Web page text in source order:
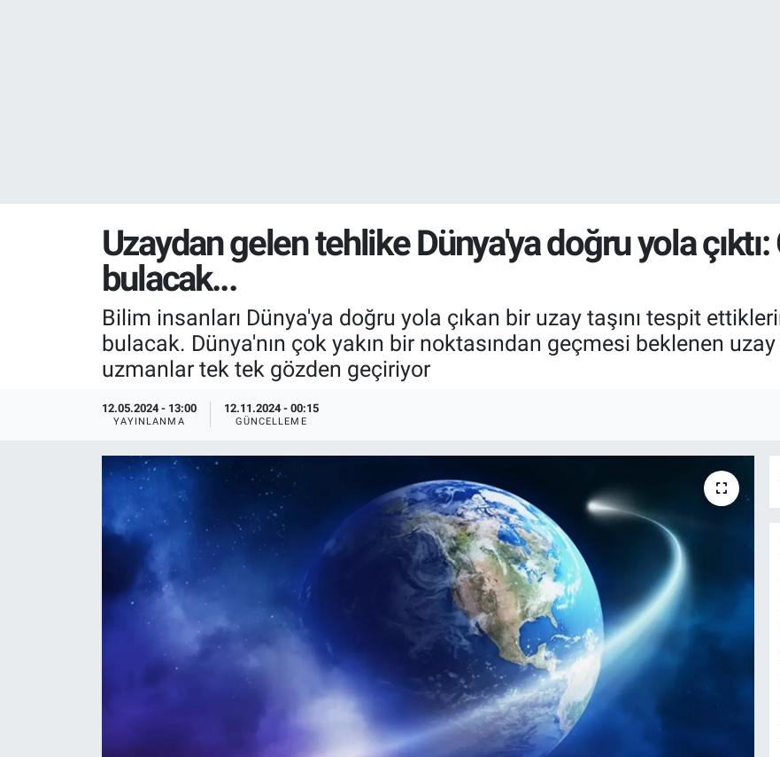
Uzaydan gelen tehlike Dünya'ya doğru yola çıktı:
bulacak...
Bilim insanları Dünya'ya doğru yola çıkan bir uzay taşını tespit
bulacak. Dünya'nın çok yakın bir noktasından geçmesi beklenen
uzmanlar tek tek gözden geçiriyor
12.05.2024 - 13:00
YAYINLANMA
12.11.2024 - 00:15
GÜNCELLEME